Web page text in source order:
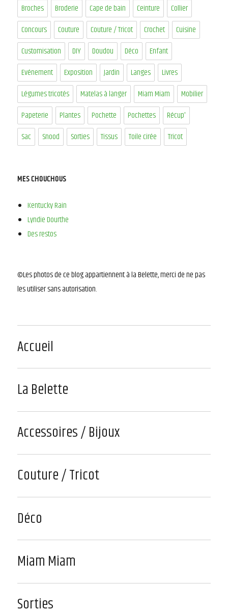
Broches
Broderie Cape de bain Ceinture
Collier
Concours
Couture Couture / Tricot Crochet
Cuisine
Customisation
DIY Doudou Déco
Enfant
Evénement
Exposition Jardin Langes
Livres
Légumes tricotés
Matelas à langer Miam Miam
Mobilier
Papeterie
Plantes Pochette Pochettes
Récup'
Sac
Snood Sorties Tissus Toile cirée Tricot
MES CHOUCHOUS
Kentucky Rain
Lyndie Dourthe
Des restos
©Les photos de ce blog appartiennent à la Belette, merci de ne pas
les utiliser sans autorisation.
Accueil
La Belette
Accessoires / Bijoux
Couture / Tricot
Déco
Miam Miam
Sorties